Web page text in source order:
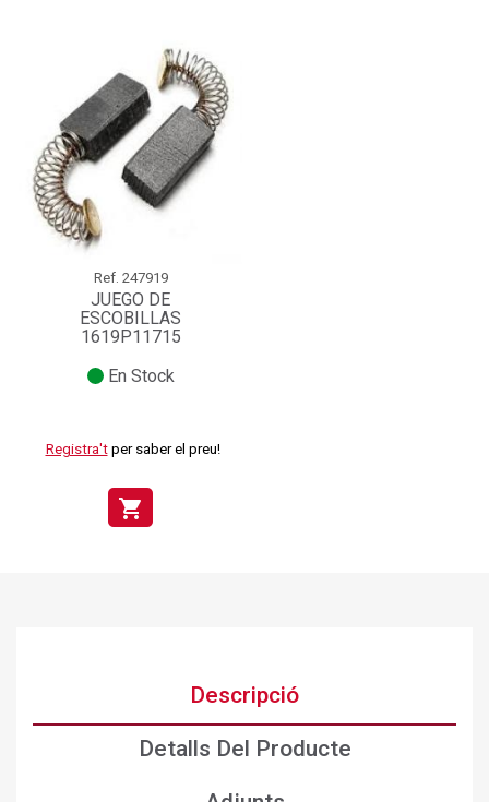
Ref. 247919
JUEGO DE
ESCOBILLAS
1619P11715
En Stock
Registra'tper saber el preu!
shopping_cart
Descripció
Detalls Del Producte